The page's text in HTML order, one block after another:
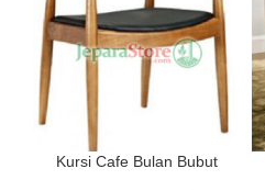
Kursi Cafe Bulan Bubut